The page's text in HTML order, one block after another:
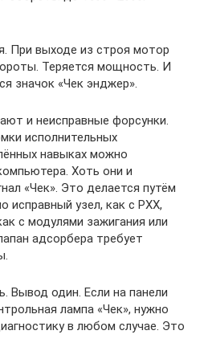
При выходе из строя мотор
Теряется мощность. И
значок «Чек энджер».
и неисправные форсунки.
исполнительных
навыках можно
Хоть они и
«Чек». Это делается путём
исправный узел, как с РХХ,
с модулями зажигания или
адсорбера требует
Вывод один. Если на панели
лампа «Чек», нужно
в любом случае. Это